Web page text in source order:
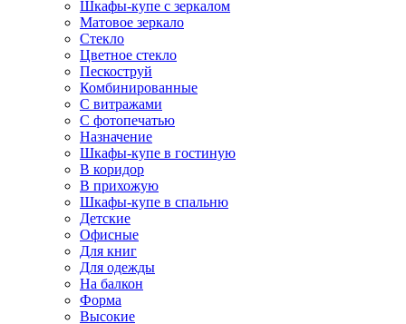
Шкафы-купе с зеркалом
Матовое зеркало
Стекло
Цветное стекло
Пескоструй
Комбинированные
С витражами
С фотопечатью
Назначение
Шкафы-купе в гостиную
В коридор
В прихожую
Шкафы-купе в спальню
Детские
Офисные
Для книг
Для одежды
На балкон
Форма
Высокие